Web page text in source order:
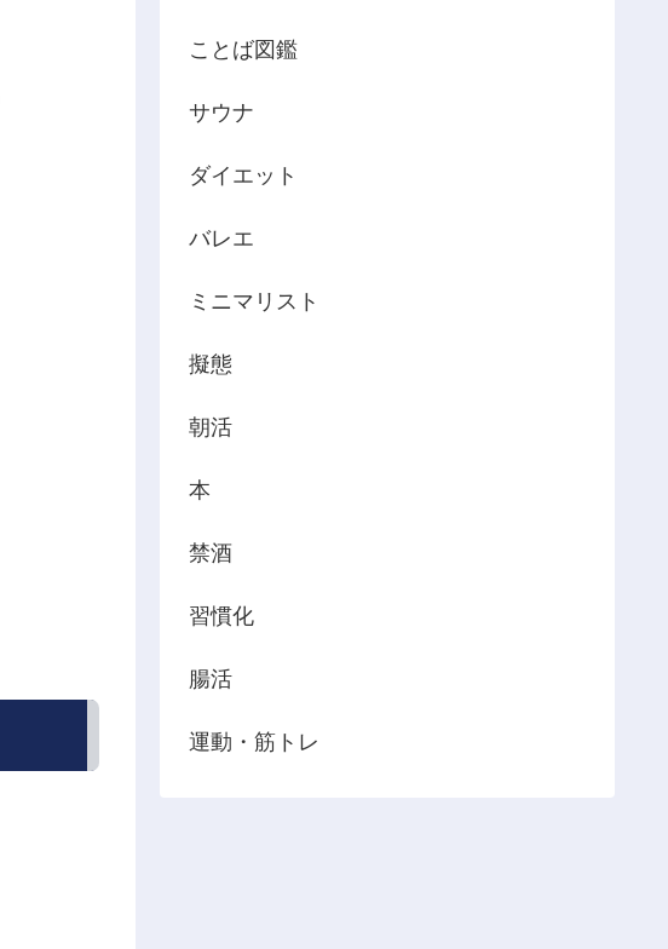
ことば図鑑
サウナ
ダイエット
バレエ
ミニマリスト
擬態
朝活
本
禁酒
習慣化
腸活
運動・筋トレ